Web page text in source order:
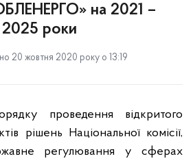
на 2021 –
2025 роки
20 жовтня 2020 року о 13:19
проведення відкритого
рішень Національної комісії,
регулювання у сферах